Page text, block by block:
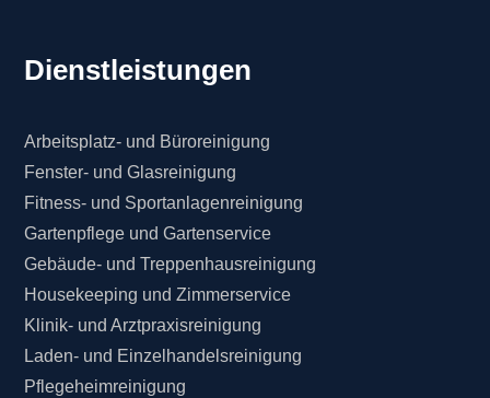
Dienstleistungen
Arbeitsplatz- und Büroreinigung
Fenster- und Glasreinigung
Fitness- und Sportanlagenreinigung
Gartenpflege und Gartenservice
Gebäude- und Treppenhausreinigung
Housekeeping und Zimmerservice
Klinik- und Arztpraxisreinigung
Laden- und Einzelhandelsreinigung
Pflegeheimreinigung